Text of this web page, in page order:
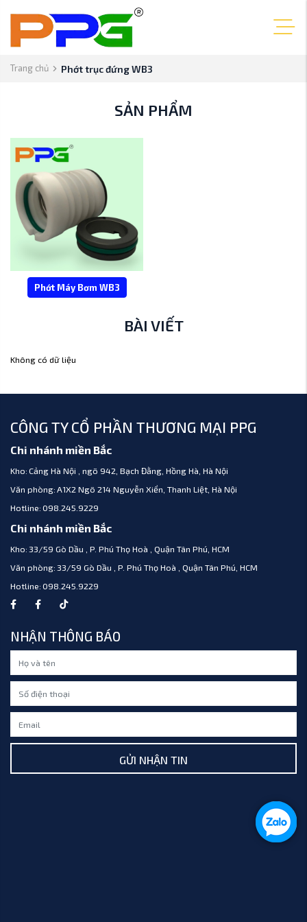
Trang chủ Phớt trục đứng WB3
SẢN PHẨM
Phớt Máy Bơm WB3
BÀI VIẾT
Không có dữ liệu
CÔNG TY CỔ PHẦN THƯƠNG MẠI PPG
Chi nhánh miền Bắc
Kho: Cảng Hà Nội , ngõ 942, Bạch Đằng, Hồng Hà, Hà Nội
Văn phòng: A1X2 Ngõ 214 Nguyễn Xiển, Thanh Liệt, Hà Nội
Hotline: 098.245.9229
Chi nhánh miền Bắc
Kho: 33/59 Gò Dầu , P. Phú Thọ Hoà , Quận Tân Phú, HCM
Văn phòng: 33/59 Gò Dầu , P. Phú Thọ Hoà , Quận Tân Phú, HCM
Hotline: 098.245.9229
NHẬN THÔNG BÁO
GỬI NHẬN TIN